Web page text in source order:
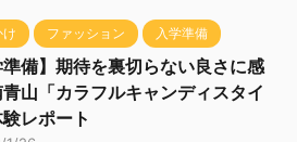
け ファッション 入学準備
準備】期待を裏切らない良さに感
山「カラフルキャンディスタイ
レポート